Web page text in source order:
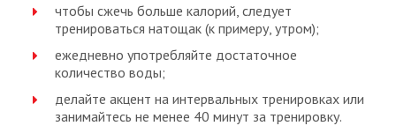
чтобы сжечь больше калорий, следует
тренироваться натощак (к примеру, утром);
ежедневно употребляйте достаточное
количество воды;
делайте акцент на интервальных тренировках или
занимайтесь не менее 40 минут за тренировку.